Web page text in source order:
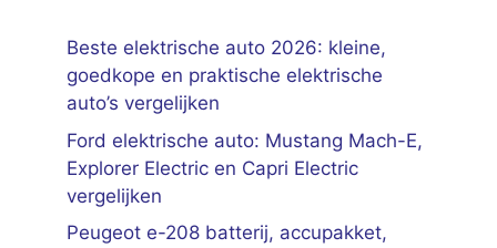
Beste elektrische auto 2026: kleine,
goedkope en praktische elektrische
auto’s vergelijken
Ford elektrische auto: Mustang Mach-E,
Explorer Electric en Capri Electric
vergelijken
Peugeot e-208 batterij, accupakket,